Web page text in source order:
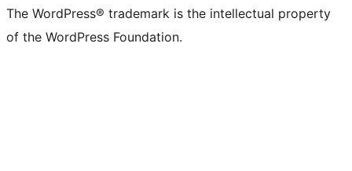
The WordPress® trademark is the intellectual property
of the WordPress Foundation.